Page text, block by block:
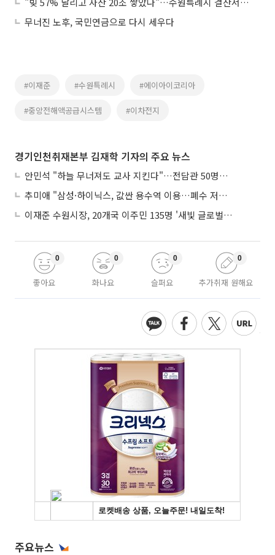
무너진 노후, 국민연금으로 다시 세우다
#이재준 #수원특례시 #에이아이코리아
#중앙전해액공급시스템 #이차전지
경기인천취재본부 김재학 기자의 주요 뉴스
안민석 "하늘 무너져도 교사 지킨다"…전담관 50명→300명, 교육감이 직접 고발
추미애 "삼성·하이닉스, 값싼 용수역 이용…폐수 저감 노력 안해"
이재준 수원시장, 20개국 이주민 135명 '새빛 글로벌프렌즈' 위촉
좋아요
0
화나요
0
슬퍼요
0
추가취재 원해요
0
주요뉴스